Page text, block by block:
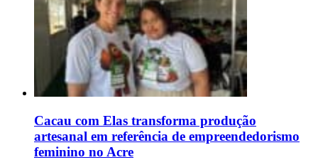
Cacau com Elas transforma produção
artesanal em referência de empreendedorismo
feminino no Acre